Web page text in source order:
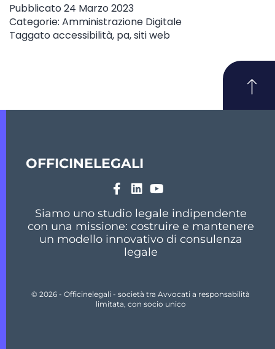
Pubblicato24 Marzo 2023
Categorie: Amministrazione Digitale
Taggatoaccessibilità, pa,siti web
OFFICINELEGALI
Siamo uno studio legale indipendente
con una missione: costruire e mantenere
un modello innovativo di consulenza
legale
© 2026 - Officinelegali - società tra Avvocati a responsabilità
limitata, con socio unico